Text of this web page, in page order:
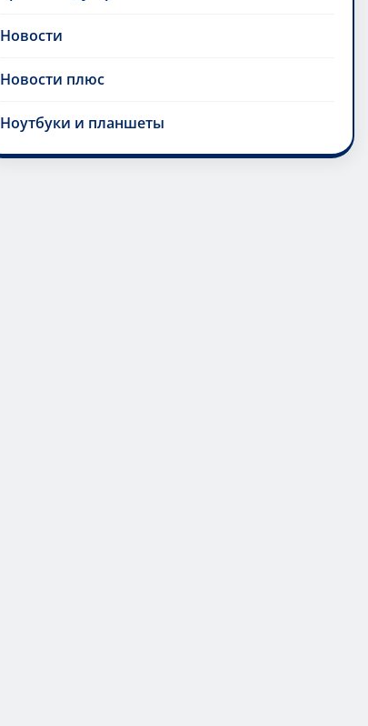
Новости
Новости плюс
Ноутбуки и планшеты